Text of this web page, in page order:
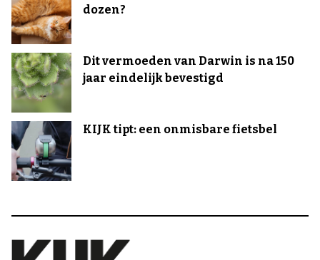
dozen?
Dit vermoeden van Darwin is na 150
jaar eindelijk bevestigd
KIJK tipt: een onmisbare fietsbel